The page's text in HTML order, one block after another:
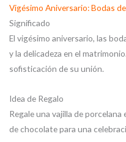
Vigésimo Aniversario: Bodas
Significado
El vigésimo aniversario, las
y la delicadeza en el
sofisticación de su unión.
Idea de Regalo
Regale una vajilla de
de chocolate para una